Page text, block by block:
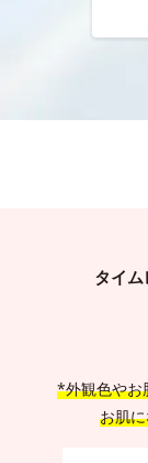
タイ
*外観色やお
お肌